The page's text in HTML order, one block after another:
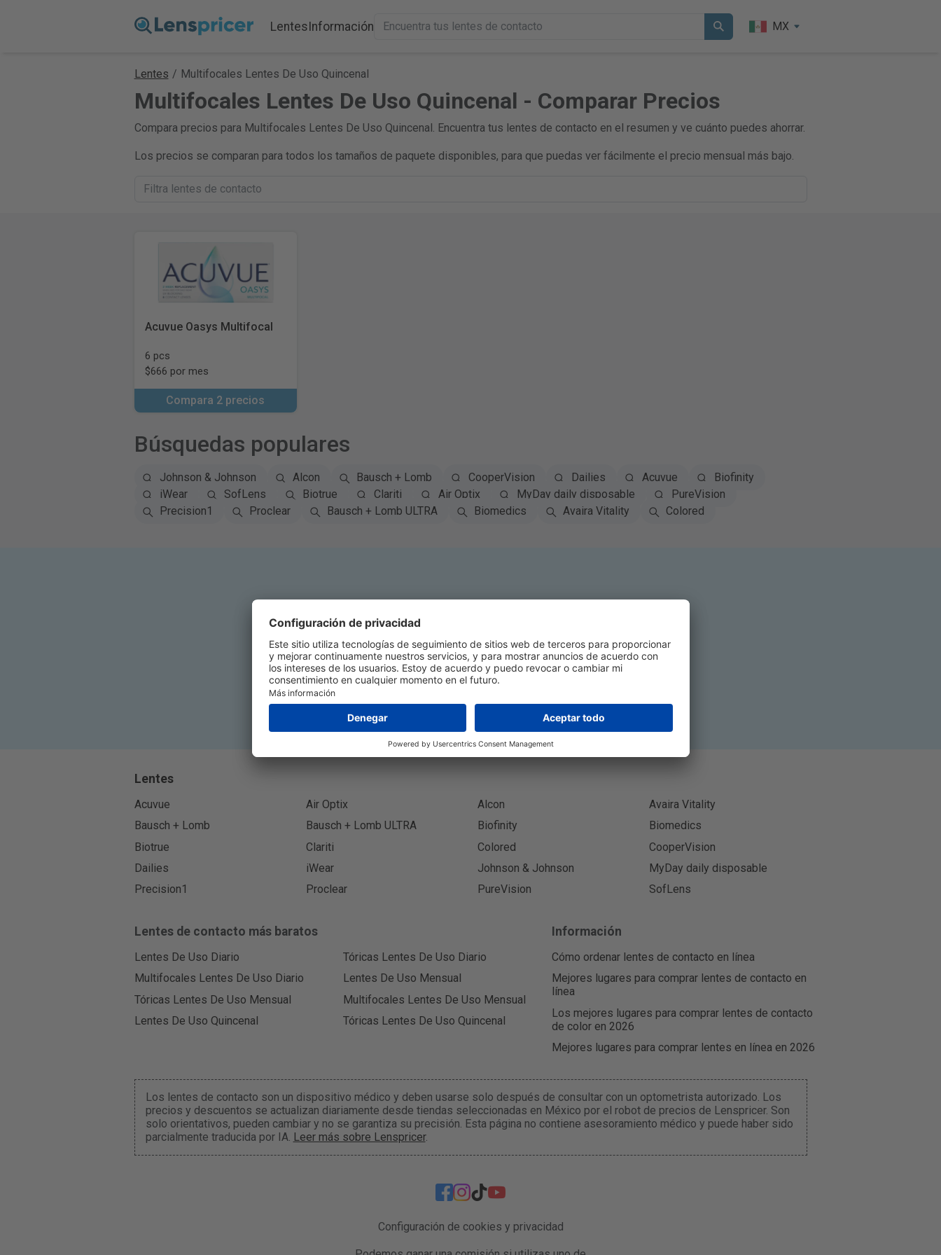
LentesInformación MX
Lentes / Multifocales Lentes De Uso Quincenal
Multifocales Lentes De Uso Quincenal - Comparar Precios
Compara precios para Multifocales Lentes De Uso Quincenal. Encuentra tus lentes de contacto en el resumen y ve cuánto puedes ahorrar.
Los precios se comparan para todos los tamaños de paquete disponibles, para que puedas ver fácilmente el precio mensual más bajo.
Acuvue Oasys Multifocal
6 pcs
$666 por mes
Compara 2 precios
Búsquedas populares
Johnson & Johnson Alcon Bausch + Lomb CooperVision Dailies Acuvue
Biofinity
iWear
SofLens Biotrue Clariti Air Optix MyDay daily disposable
PureVision
Precision1
Proclear Bausch + Lomb ULTRA Biomedics Avaira Vitality Colored
Suscríbete al boletín
Suscribir
Lentes
Acuvue Air Optix Alcon
Avaira Vitality
Bausch + Lomb
Bausch + Lomb ULTRA Biofinity
Biomedics
Biotrue
Clariti Colored
CooperVision
Dailies
iWear Johnson & Johnson
MyDay daily disposable
Precision1
Proclear PureVision SofLens
Lentes de contacto más baratos
Lentes De Uso Diario
Tóricas Lentes De Uso Diario
Multifocales Lentes De Uso Diario
Lentes De Uso Mensual
Tóricas Lentes De Uso Mensual
Multifocales Lentes De Uso Mensual
Lentes De Uso Quincenal
Tóricas Lentes De Uso Quincenal
Información
Cómo ordenar lentes de contacto en línea
Mejores lugares para comprar lentes de contacto en
línea
Los mejores lugares para comprar lentes de contacto
de color en 2026
Mejores lugares para comprar lentes en línea en 2026
Los lentes de contacto son un dispositivo médico y deben usarse solo después de consultar con un optometrista autorizado. Los
precios y descuentos se actualizan diariamente desde tiendas seleccionadas en México por el robot de precios de Lenspricer. Son
solo orientativos, pueden cambiar y no se garantiza su precisión. Esta página no contiene asesoramiento médico y puede haber sido
parcialmente traducida por IA. Leer más sobre Lenspricer.
Configuración de cookies y privacidad